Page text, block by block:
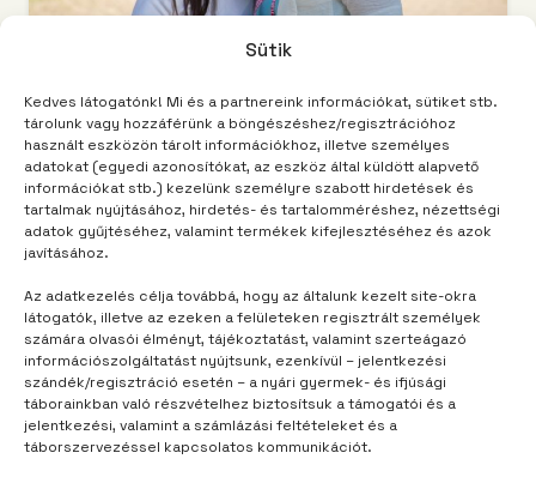
Sütik
Kedves látogatónk! Mi és a partnereink információkat, sütiket stb.
tárolunk vagy hozzáférünk a böngészéshez/regisztrációhoz
használt eszközön tárolt információkhoz, illetve személyes
adatokat (egyedi azonosítókat, az eszköz által küldött alapvető
információkat stb.) kezelünk személyre szabott hirdetések és
tartalmak nyújtásához, hirdetés- és tartalomméréshez, nézettségi
adatok gyűjtéséhez, valamint termékek kifejlesztéséhez és azok
javításához.
Az adatkezelés célja továbbá, hogy az általunk kezelt site-okra
látogatók, illetve az ezeken a felületeken regisztrált személyek
számára olvasói élményt, tájékoztatást, valamint szerteágazó
információszolgáltatást nyújtsunk, ezenkívül – jelentkezési
szándék/regisztráció esetén – a nyári gyermek- és ifjúsági
táborainkban való részvételhez biztosítsuk a támogatói és a
jelentkezési, valamint a számlázási feltételeket és a
táborszervezéssel kapcsolatos kommunikációt.
TÁBOROM 3 év telt el
Slam poetry a suliban – interjú